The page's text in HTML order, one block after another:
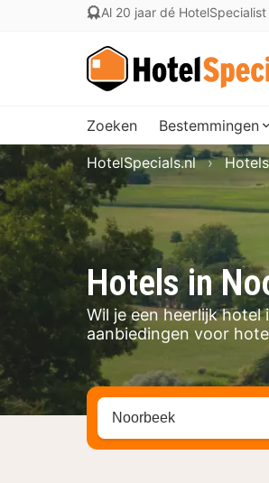
Al 20 jaar dé HotelSpecialist
Zoeken Bestemmingen
Hotels in
Wil je een heerlijk
aanbiedingen voor
HotelSpecials.nl
Zoek op hotel, regio of